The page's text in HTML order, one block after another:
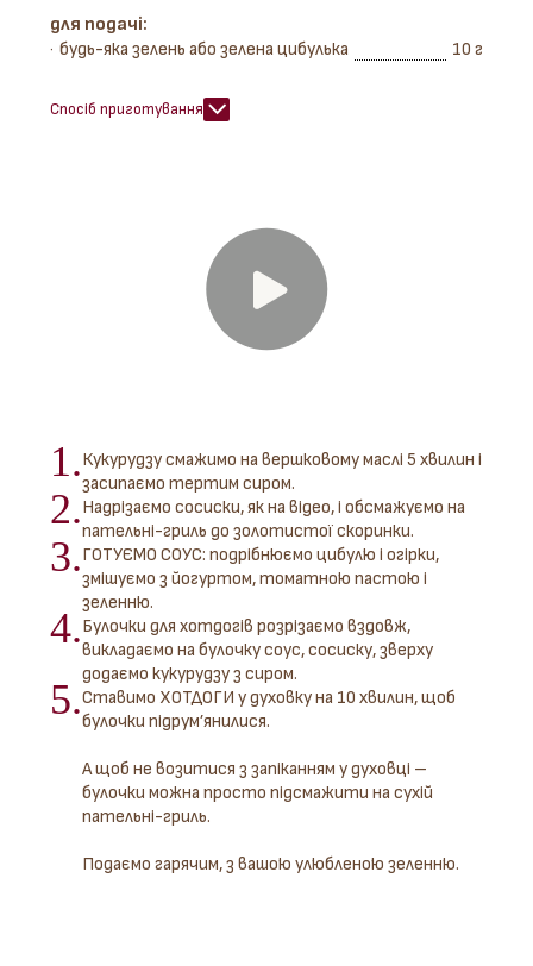
для подачі:
будь-яка зелень або зелена цибулька
10 г
Спосіб приготування
1.Кукурудзу смажимо на вершковому маслі 5 хвилин і
засипаємо тертим сиром.
2.Надрізаємо сосиски, як на відео, і обсмажуємо на
пательні-гриль до золотистої скоринки.
3.ГОТУЄМО СОУС: подрібнюємо цибулю і огірки,
змішуємо з йогуртом, томатною пастою і
зеленню.
4.Булочки для хотдогів розрізаємо вздовж,
викладаємо на булочку соус, сосиску, зверху
додаємо кукурудзу з сиром.
5.Ставимо ХОТДОГИ у духовку на 10 хвилин, щоб
булочки підрум’янилися.
А щоб не возитися з запіканням у духовці –
булочки можна просто підсмажити на сухій
пательні-гриль.
Подаємо гарячим, з вашою улюбленою зеленню.